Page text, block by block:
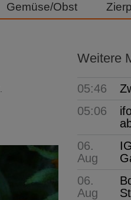
Gemüse/Obst
Weitere
05:46
05:06
06.
Aug
06.
Aug